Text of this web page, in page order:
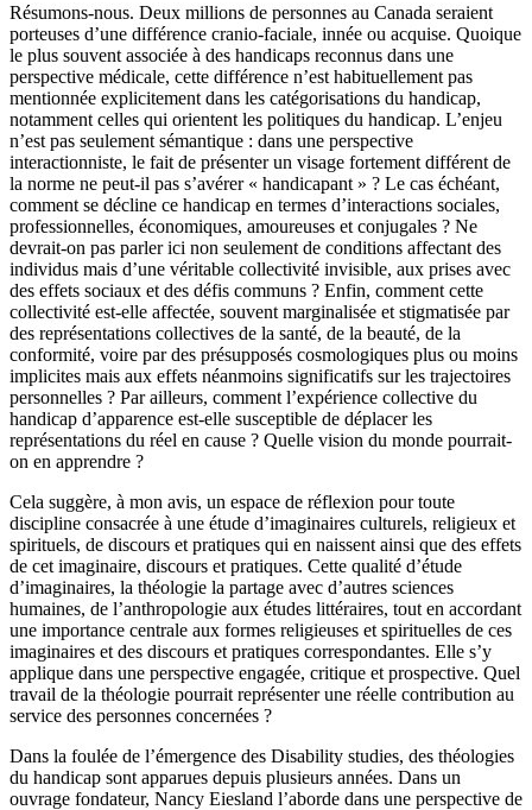
Résumons-nous. Deux millions de personnes au Canada seraient
porteuses d’une différence cranio-faciale, innée ou acquise. Quoique
le plus souvent associée à des handicaps reconnus dans une
perspective médicale, cette différence n’est habituellement pas
mentionnée explicitement dans les catégorisations du handicap,
notamment celles qui orientent les politiques du handicap. L’enjeu
n’est pas seulement sémantique : dans une perspective
interactionniste, le fait de présenter un visage fortement différent de
la norme ne peut-il pas s’avérer « handicapant » ? Le cas échéant,
comment se décline ce handicap en termes d’interactions sociales,
professionnelles, économiques, amoureuses et conjugales ? Ne
devrait-on pas parler ici non seulement de conditions affectant des
individus mais d’une véritable collectivité invisible, aux prises avec
des effets sociaux et des défis communs ? Enfin, comment cette
collectivité est-elle affectée, souvent marginalisée et stigmatisée par
des représentations collectives de la santé, de la beauté, de la
conformité, voire par des présupposés cosmologiques plus ou moins
implicites mais aux effets néanmoins significatifs sur les trajectoires
personnelles ? Par ailleurs, comment l’expérience collective du
handicap d’apparence est-elle susceptible de déplacer les
représentations du réel en cause ? Quelle vision du monde pourrait-
on en apprendre ?
Cela suggère, à mon avis, un espace de réflexion pour toute
discipline consacrée à une étude d’imaginaires culturels, religieux et
spirituels, de discours et pratiques qui en naissent ainsi que des effets
de cet imaginaire, discours et pratiques. Cette qualité d’étude
d’imaginaires, la théologie la partage avec d’autres sciences
humaines, de l’anthropologie aux études littéraires, tout en accordant
une importance centrale aux formes religieuses et spirituelles de ces
imaginaires et des discours et pratiques correspondantes. Elle s’y
applique dans une perspective engagée, critique et prospective. Quel
travail de la théologie pourrait représenter une réelle contribution au
service des personnes concernées ?
Dans la foulée de l’émergence des Disability studies, des théologies
du handicap sont apparues depuis plusieurs années. Dans un
ouvrage fondateur, Nancy Eiesland l’aborde dans une perspective de